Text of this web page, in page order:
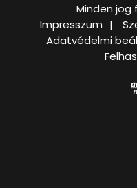
Minden
Impresszum
Adatvédelmi